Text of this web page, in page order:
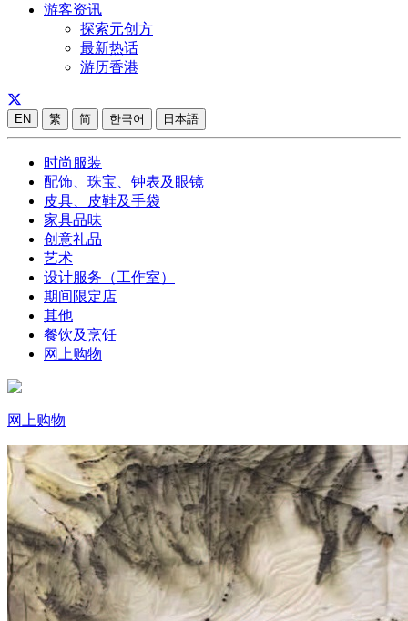
游客资讯
探索元创方
最新热话
游历香港
EN 繁 简 한국어 日本語
时尚服装
配饰、珠宝、钟表及眼镜
皮具、皮鞋及手袋
家具品味
创意礼品
艺术
设计服务（工作室）
期间限定店
其他
餐饮及烹饪
网上购物
网上购物